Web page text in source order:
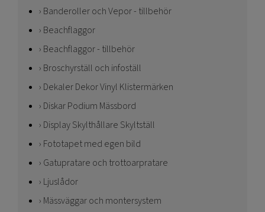
Banderoller och Vepor - tillbehör
Beachflaggor
Beachflaggor - tillbehör
Broschyrställ och infoställ
Dekaler Dekor Vinyl Klistermärken
Diskar Podium Mässbord
Display Skylthållare Skyltställ
Fototapet med egen bild
Gatupratare och trottoarpratare
Ljuslådor
Mässväggar och montersystem